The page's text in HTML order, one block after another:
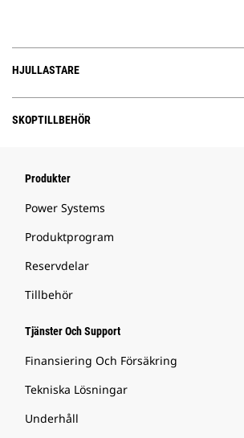
HJULLASTARE
SKOPTILLBEHÖR
Produkter
Power Systems
Produktprogram
Reservdelar
Tillbehör
Tjänster Och Support
Finansiering Och Försäkring
Tekniska Lösningar
Underhåll